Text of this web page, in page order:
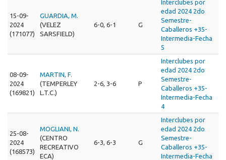
15-09-
2024
(171077)
GUARDIA, M.
(VELEZ
SARSFIELD)
6-0, 6-1 G
Interclubes por
edad 2024 2do
Semestre-
Caballeros +35-
Intermedia-Fecha
5
08-09-
2024
(169821)
MARTIN, F.
(TEMPERLEY
L.T.C.)
2-6, 3-6 P
Interclubes por
edad 2024 2do
Semestre-
Caballeros +35-
Intermedia-Fecha
4
25-08-
2024
(168573)
MOGLIANI, N.
(CENTRO
RECREATIVO
ECA)
6-3, 6-3 G
Interclubes por
edad 2024 2do
Semestre-
Caballeros +35-
Intermedia-Fecha